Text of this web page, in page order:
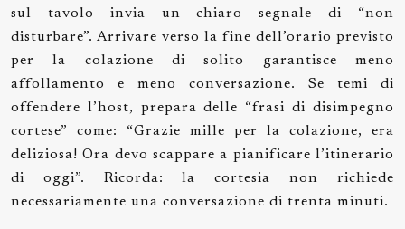
sul tavolo invia un chiaro segnale di “non
disturbare”. Arrivare verso la fine dell’orario previsto
per la colazione di solito garantisce meno
affollamento e meno conversazione. Se temi di
offendere l’host, prepara delle “frasi di disimpegno
cortese” come: “Grazie mille per la colazione, era
deliziosa! Ora devo scappare a pianificare l’itinerario
di oggi”. Ricorda: la cortesia non richiede
necessariamente una conversazione di trenta minuti.